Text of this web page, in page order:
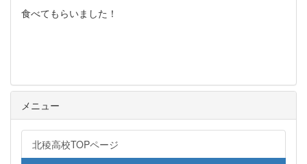
食べてもらいました！
メニュー
北稜高校TOPページ